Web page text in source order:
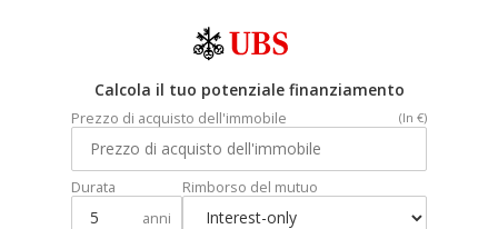
Calcola il tuo potenziale finanziamento
Prezzo di acquisto dell'immobile (In €)
Durata
anni
Rimborso del mutuo